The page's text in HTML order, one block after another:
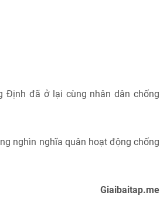
Định đã ở lại cùng nhân dân chống
nghìn nghĩa quân hoạt động chống
Giaibaitap.me